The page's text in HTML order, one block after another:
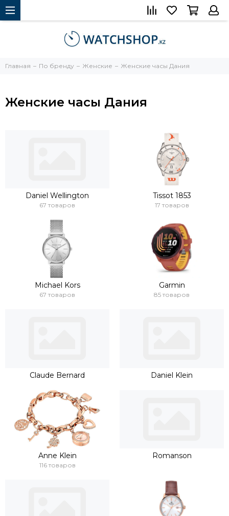
Главная По бренду Женские Женские часы Дания
Женские часы Дания
Daniel Wellington
67 товаров
Tissot 1853
17 товаров
Michael Kors
67 товаров
Garmin
85 товаров
Claude Bernard Daniel Klein
Anne Klein
116 товаров
Romanson